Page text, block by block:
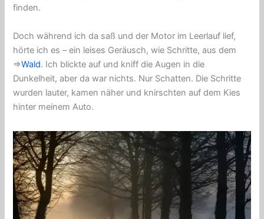
finden.
Doch während ich da saß und der Motor im Leerlauf lief,
hörte ich es – ein leises Geräusch, wie Schritte, aus dem
⇒Wald. Ich blickte auf und kniff die Augen in die
Dunkelheit, aber da war nichts. Nur Schatten. Die Schritte
wurden lauter, kamen näher und knirschten auf dem Kies
hinter meinem Auto.